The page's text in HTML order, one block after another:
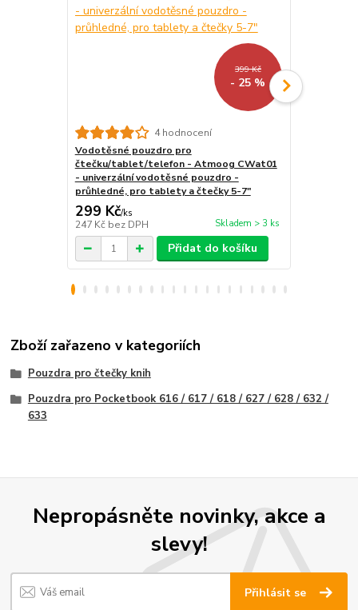
399 Kč
- 25 %
4 hodnocení
Vodotěsné pouzdro pro
čtečku/tablet/telefon - Atmoog CWat01
- univerzální vodotěsné pouzdro -
průhledné, pro tablety a čtečky 5-7"
299 Kč/ks
247 Kč bez DPH Skladem > 3 ks
Přidat do košíku
Zboží zařazeno v kategoriích
Pouzdra pro čtečky knih
Pouzdra pro Pocketbook 616 / 617 / 618 / 627 / 628 / 632 /
633
Nepropásněte novinky, akce a
slevy!
Přihlásit se